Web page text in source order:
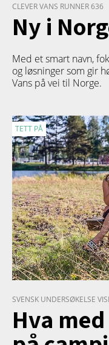
CLEVER VANS RUNNER 636
Ny i
Med et smart navn,
og løsninger som gir
Vans på vei til Norge.
TETT PÅ
SVENSK UNDERSØKELSE
Hva